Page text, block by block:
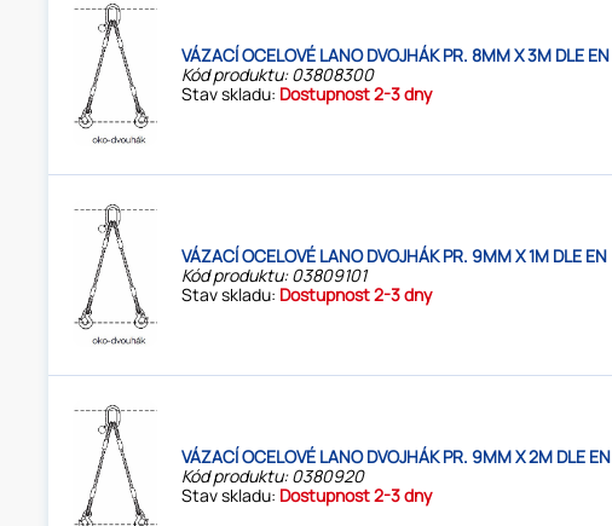
VÁZACÍ OCELOVÉ LANO DVOJHÁK PR. 8MM X 3M DLE EN
Kód produktu: 03808300
Stav skladu: Dostupnost 2-3 dny
VÁZACÍ OCELOVÉ LANO DVOJHÁK PR. 9MM X 1M DLE EN
Kód produktu: 03809101
Stav skladu: Dostupnost 2-3 dny
VÁZACÍ OCELOVÉ LANO DVOJHÁK PR. 9MM X 2M DLE EN
Kód produktu: 0380920
Stav skladu: Dostupnost 2-3 dny